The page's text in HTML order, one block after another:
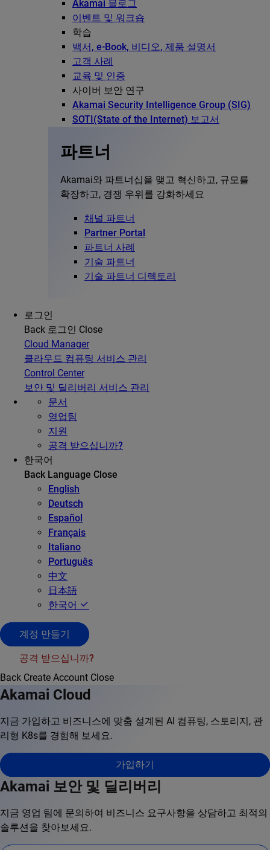
Akamai 블로그
이벤트 및 워크숍
학습
백서, e-Book, 비디오, 제품 설명서
고객 사례
교육 및 인증
사이버 보안 연구
Akamai Security Intelligence Group (SIG)
SOTI(State of the Internet) 보고서
파트너
Akamai와 파트너십을 맺고 혁신하고, 규모를
확장하고, 경쟁 우위를 강화하세요
채널 파트너
Partner Portal
파트너 사례
기술 파트너
기술 파트너 디렉토리
로그인
Back 로그인 Close
Cloud Manager
클라우드 컴퓨팅 서비스 관리
Control Center
보안 및 딜리버리 서비스 관리
문서
영업팀
지원
공격 받으십니까?
한국어
Back Language Close
English
Deutsch
Español
Français
Italiano
Português
中文
日本語
한국어
계정 만들기
공격 받으십니까?
Back Create Account Close
Akamai Cloud
지금 가입하고 비즈니스에 맞춤 설계된 AI 컴퓨팅, 스토리지, 관
리형 K8s를 경험해 보세요.
가입하기
Akamai 보안 및 딜리버리
지금 영업 팀에 문의하여 비즈니스 요구사항을 상담하고 최적의
솔루션을 찾아보세요.